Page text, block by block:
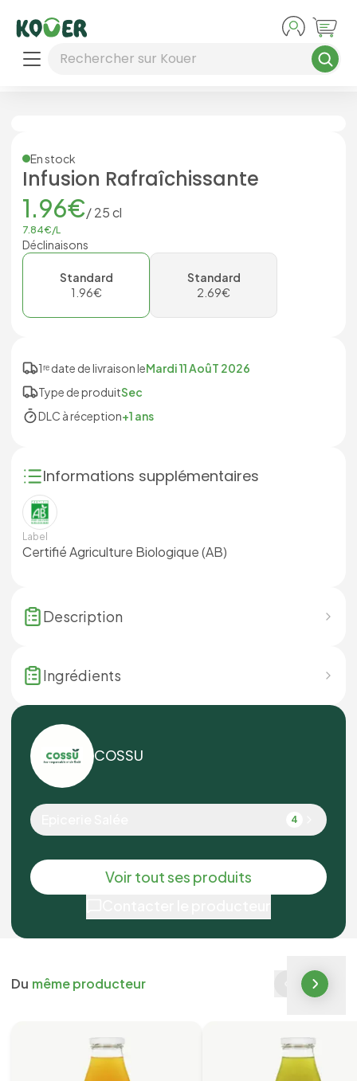
Rechercher sur Kouer
En stock
Infusion Rafraîchissante
1.96€/25cl
7.84€/L
Déclinaisons
Standard
1.96€
Standard
2.69€
1ʳᵉ date de livraison leMardi 11 AoûT 2026
Type de produitSec
DLC à réception+1 ans
Informations supplémentaires
Label
Certifié Agriculture Biologique (AB)
Description
Ingrédients
COSSU
4
Voir tout ses produits
Du même producteur